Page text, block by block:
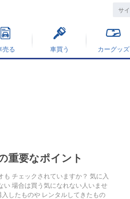
売る 車買う カーグッズ
重要なポイント
チェックされていますか？ 気に入
い 場合は買う気になれない人いませ
したものや レンタルしてきたもの